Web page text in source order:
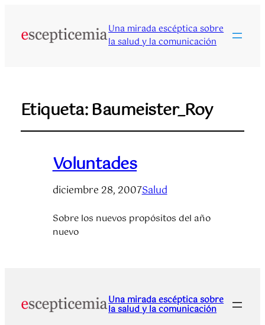
Una mirada escéptica sobre
la salud y la comunicación
Etiqueta:Baumeister_Roy
Voluntades
diciembre 28, 2007Salud
Sobre los nuevos propósitos del año
nuevo
Una mirada escéptica sobre
la salud y la comunicación